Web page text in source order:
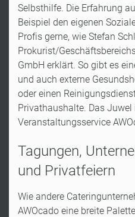
Selbsthilfe. Die Erfahrung
Beispiel den eigenen
Profis gerne, wie Stefan
Prokurist/
GmbH erklärt. So gibt es
und auch externe
oder einen
Privathaushalte. Das Juwel
Veranstaltungsservice
Tagungen,
und Privatfeiern
Wie andere
AWOcado eine breite